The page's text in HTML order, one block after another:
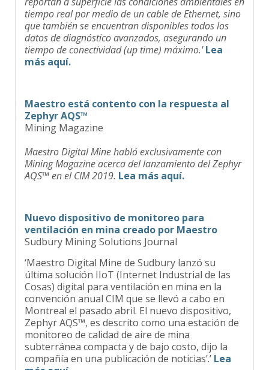
tiempo real por medio de un cable de Ethernet, sino
que también se encuentran disponibles todos los
datos de diagnóstico avanzados, asegurando un
tiempo de conectividad (up time) máximo.'Lea
más aquí.
Zephyr AQS™
Mining Magazine
Mining Magazine acerca del lanzamiento del Zephyr
AQS™ en el CIM 2019.Lea más aquí.
ventilación en mina creado por Maestro
Sudbury Mining Solutions Journal
última solución IIoT (Internet Industrial de las
Cosas) digital para ventilación en mina en la
convención anual CIM que se llevó a cabo en
Montreal el pasado abril. El nuevo dispositivo,
Zephyr AQS™, es descrito como una estación de
monitoreo de calidad de aire de mina
subterránea compacta y de bajo costo, dijo la
compañía en una publicación de noticias’.’Lea
más aquí.